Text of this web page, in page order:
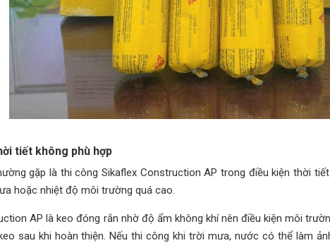
tiết không phù hợp
gặp là thi công Sikaflex Construction AP trong điều kiện thời
hoặc nhiệt độ môi trường quá cao.
AP là keo đóng rắn nhờ độ ẩm không khí nên điều kiện môi
sau khi hoàn thiện. Nếu thi công khi trời mưa, nước có thể làm